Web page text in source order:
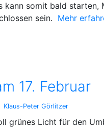
kann somit bald starten,
sein. Mehr
17. Februar
Klaus-Peter Görlitzer
grünes Licht für den